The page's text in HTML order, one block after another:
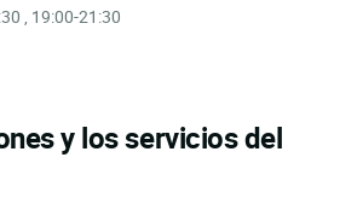
, 19:00-21:30
y los servicios del